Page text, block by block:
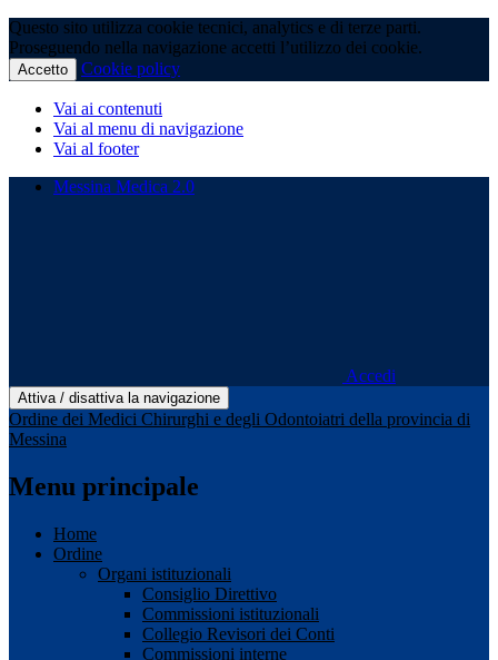
Questo sito utilizza cookie tecnici, analytics e di terze parti.
Proseguendo nella navigazione accetti l’utilizzo dei cookie.
Accetto Cookie policy
Vai ai contenuti
Vai al menu di navigazione
Vai al footer
Messina Medica 2.0
Accedi
Attiva / disattiva la navigazione
Ordine dei Medici Chirurghi e degli Odontoiatri della provincia di
Messina
Menu principale
Home
Ordine
Organi istituzionali
Consiglio Direttivo
Commissioni istituzionali
Collegio Revisori dei Conti
Commissioni interne